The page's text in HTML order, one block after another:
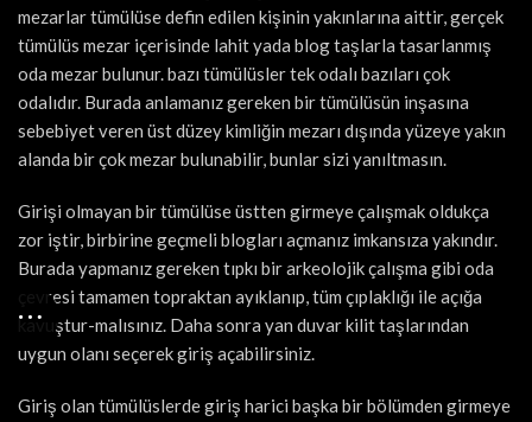
mezarlar tümülüse defin edilen kişinin yakınlarına aittir, gerçek
tümülüs mezar içerisinde lahit yada blog taşlarla tasarlanmış
oda mezar bulunur. bazı tümülüsler tek odalı bazıları çok
odalıdır. Burada anlamanız gereken bir tümülüsün inşasına
sebebiyet veren üst düzey kimliğin mezarı dışında yüzeye yakın
alanda bir çok mezar bulunabilir, bunlar sizi yanıltmasın.
Girişi olmayan bir tümülüse üstten girmeye çalışmak oldukça
zor iştir, birbirine geçmeli blogları açmanız imkansıza yakındır.
Burada yapmanız gereken tıpkı bir arkeolojik çalışma gibi oda
çevresi tamamen topraktan ayıklanıp, tüm çıplaklığı ile açığa
kavuştur-malısınız. Daha sonra yan duvar kilit taşlarından
uygun olanı seçerek giriş açabilirsiniz.
Giriş olan tümülüslerde giriş harici başka bir bölümden girmeye